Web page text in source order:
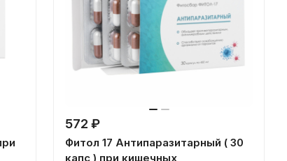
572 ₽
Фитол 17 Антипаразитарный ( 30
капс ) при кишечных